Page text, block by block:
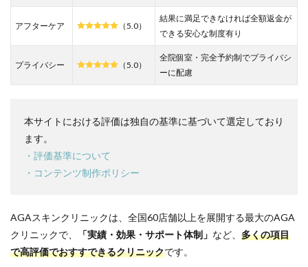
がお
2
福岡
クリ
ニッ
選ぶ
3つ
注意
点
2.1
アフターケア （5.0）
結果に満足できなければ全額返金が
できる安心な制度有り
プライバシー （5.0）
全院個室・完全予約制でプライバシ
ーに配慮
本サイトにおける評価は独自の基準に基づいて選定しており
ます。
・評価基準について
・コンテンツ制作ポリシー
AGAスキンクリニックは、全国60店舗以上を展開する最大のAGA
クリニックで、
「実績・効果・サポート体制」 など、 多くの項目
で高評価でおすすできるクリニックです。